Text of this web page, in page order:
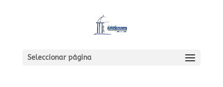
Seleccionar página